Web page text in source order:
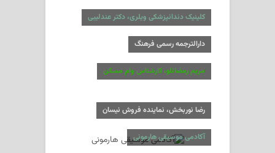
کلینیک دندانپزشکی ویلری، دکتر عندلیبی
دارالترجمه رسمی فرهنگ
مریم رمضانلو، کارشناس وام مسکن
رضا نوربخش، نماینده فروش نیسان
آکادمی موسیقی هارمونی